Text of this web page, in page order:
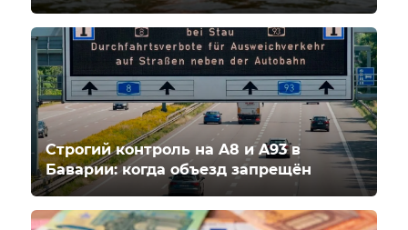
Строгий контроль на A8 и A93 в
Баварии: когда объезд запрещён